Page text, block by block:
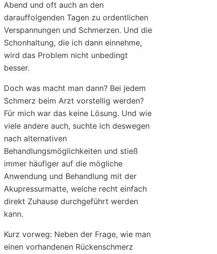
Abend und oft auch an den
darauffolgenden Tagen zu ordentlichen
Verspannungen und Schmerzen. Und die
Schonhaltung, die ich dann einnehme,
wird das Problem nicht unbedingt
besser.
Doch was macht man dann? Bei jedem
Schmerz beim Arzt vorstellig werden?
Für mich war das keine Lösung. Und wie
viele andere auch, suchte ich deswegen
nach alternativen
Behandlungsmöglichkeiten und stieß
immer häufiger auf die mögliche
Anwendung und Behandlung mit der
Akupressurmatte, welche recht einfach
direkt Zuhause durchgeführt werden
kann.
Kurz vorweg: Neben der Frage, wie man
einen vorhandenen Rückenschmerz